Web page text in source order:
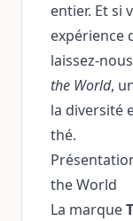
entier. Et si
expérience
laissez-
the World,
la diversité
thé.
the World
La marque